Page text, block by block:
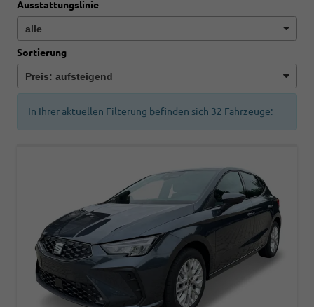
Ausstattungslinie
Sortierung
In Ihrer aktuellen Filterung befinden sich 32 Fahrzeuge: